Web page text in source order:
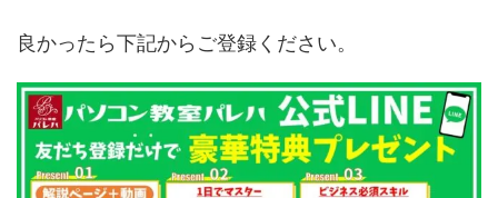
良かったら下記からご登録ください。